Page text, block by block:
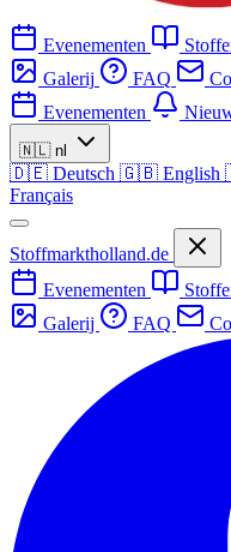
Evenementen
Galerij
FAQ
Evenementen
🇳🇱 nl
🇩🇪 Deutsch 🇬🇧 English
Français
Stoffmarktholland.de
Evenementen
Galerij
FAQ